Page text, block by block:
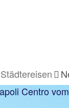
Städtereisen